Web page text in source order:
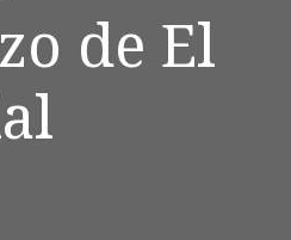
de El